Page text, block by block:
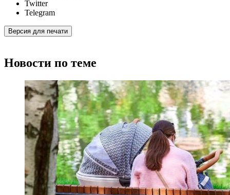
Twitter
Telegram
Версия для печати
Новости по теме